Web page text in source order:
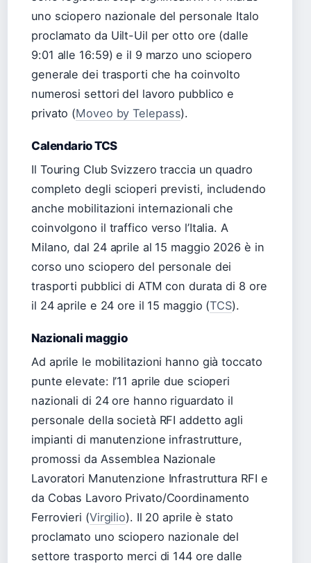
uno sciopero nazionale del personale Italo
proclamato da Uilt-Uil per otto ore (dalle
9:01 alle 16:59) e il 9 marzo uno sciopero
generale dei trasporti che ha coinvolto
numerosi settori del lavoro pubblico e
privato (Moveo by Telepass).
Calendario TCS
Il Touring Club Svizzero traccia un quadro
completo degli scioperi previsti, includendo
anche mobilitazioni internazionali che
coinvolgono il traffico verso l’Italia. A
Milano, dal 24 aprile al 15 maggio 2026 è in
corso uno sciopero del personale dei
trasporti pubblici di ATM con durata di 8 ore
il 24 aprile e 24 ore il 15 maggio (TCS).
Nazionali maggio
Ad aprile le mobilitazioni hanno già toccato
punte elevate: l’11 aprile due scioperi
nazionali di 24 ore hanno riguardato il
personale della società RFI addetto agli
impianti di manutenzione infrastrutture,
promossi da Assemblea Nazionale
Lavoratori Manutenzione Infrastruttura RFI e
da Cobas Lavoro Privato/Coordinamento
Ferrovieri (Virgilio). Il 20 aprile è stato
proclamato uno sciopero nazionale del
settore trasporto merci di 144 ore dalle